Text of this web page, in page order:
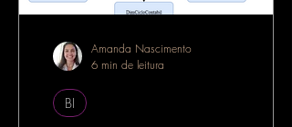
BI
Amanda Nascimento
6 min de leitura